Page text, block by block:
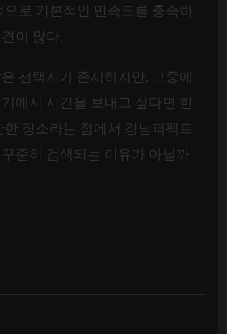
으로 기본적인 만족도를 충족하
이 많다.
선택지가 존재하지만, 그중에
에서 시간을 보내고 싶다면 한
한 장소라는 점에서 강남퍼펙트
준히 검색되는 이유가 아닐까